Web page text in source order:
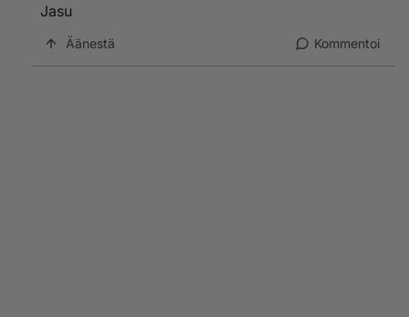
Jasu
Äänestä Kommentoi